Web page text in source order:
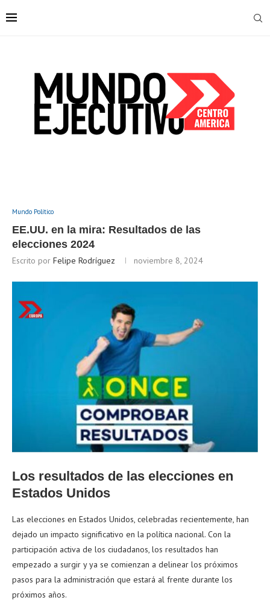
Mundo Político
EE.UU. en la mira: Resultados de las
elecciones 2024
Escrito por Felipe Rodríguez noviembre 8, 2024
Los resultados de las elecciones en
Estados Unidos
Las elecciones en Estados Unidos, celebradas recientemente, han
dejado un impacto significativo en la política nacional. Con la
participación activa de los ciudadanos, los resultados han
empezado a surgir y ya se comienzan a delinear los próximos
pasos para la administración que estará al frente durante los
próximos años.